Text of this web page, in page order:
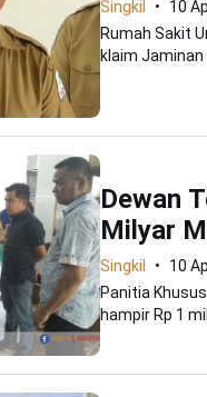
Singkil
10
Rumah Sakit
klaim
Dewan
Milyar
Singkil
10
Panitia
hampir Rp 1